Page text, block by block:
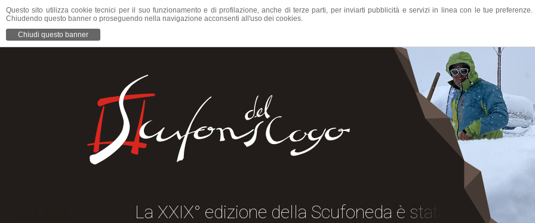
La XXIX° edizione della Scufoneda è stata una grande
Questo sito utilizza cookie tecnici per il suo funzionamento e di profilazione, anche di terze parti, per inviarti pubblicità e servizi in linea con le tue
Chiudendo questo banner o proseguendo nella navigazione acconsenti all'uso dei cookies.
Chiudi questo banner